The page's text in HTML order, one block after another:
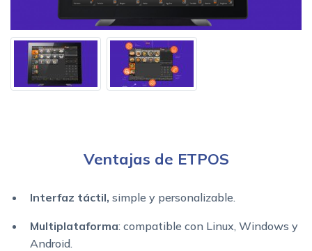
Ventajas de ETPOS
Interfaz táctil, simple y personalizable.
Multiplataforma: compatible con Linux, Windows y
Android.